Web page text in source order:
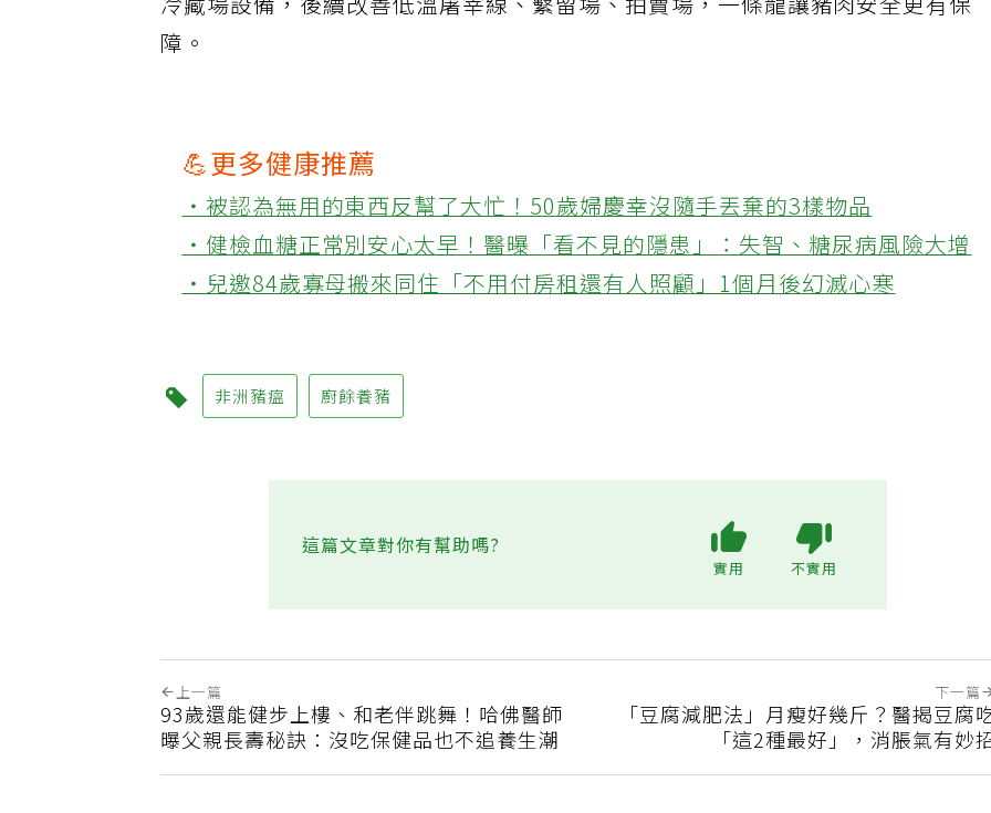
冷藏場設備，後續改善低溫屠宰線、繫留場、拍賣場，一條龍讓豬肉安全更有保
障。
💪更多健康推薦
‧被認為無用的東西反幫了大忙！50歲婦慶幸沒隨手丟棄的3樣物品
‧健檢血糖正常別安心太早！醫曝「看不見的隱患」：失智、糖尿病風險大增
‧兒邀84歲寡母搬來同住「不用付房租還有人照顧」1個月後幻滅心寒
非洲豬瘟 廚餘養豬
這篇文章對你有幫助嗎?
上一篇
93歲還能健步上樓、和老伴跳舞！哈佛醫師
曝父親長壽秘訣：沒吃保健品也不追養生潮
下一篇
「豆腐減肥法」月瘦好幾斤？醫揭豆腐
「這2種最好」，消脹氣有妙